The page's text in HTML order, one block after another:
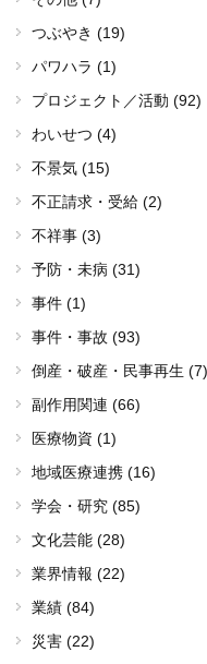
つぶやき (19)
パワハラ (1)
プロジェクト／活動 (92)
わいせつ (4)
不景気 (15)
不正請求・受給 (2)
不祥事 (3)
予防・未病 (31)
事件 (1)
事件・事故 (93)
倒産・破産・民事再生 (7)
副作用関連 (66)
医療物資 (1)
地域医療連携 (16)
学会・研究 (85)
文化芸能 (28)
業界情報 (22)
業績 (84)
災害 (22)